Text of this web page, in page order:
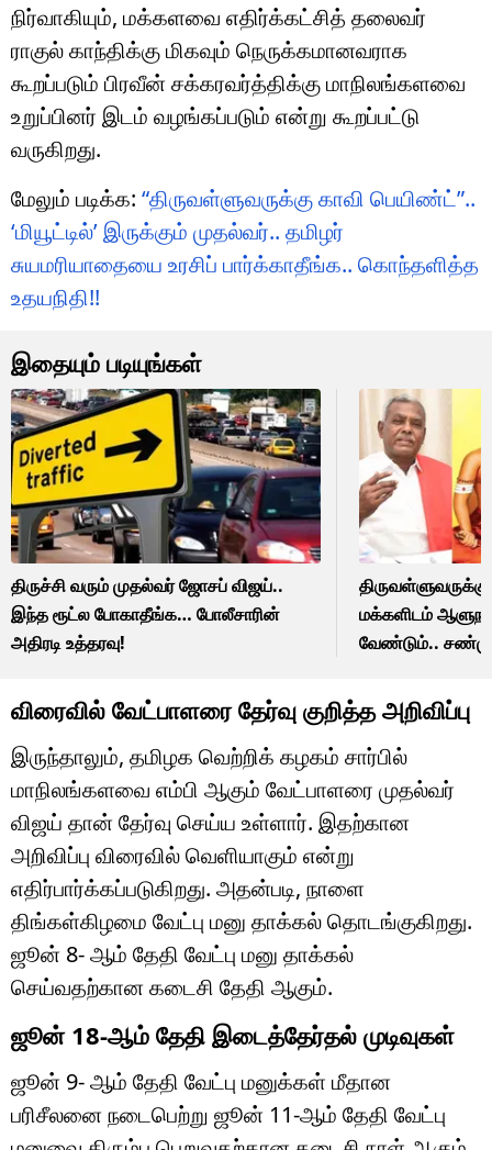
நிர்வாகியும், மக்களவை எதிர்க்கட்சித் தலைவர்
ராகுல் காந்திக்கு மிகவும் நெருக்கமானவராக
கூறப்படும் பிரவீன் சக்கரவர்த்திக்கு மாநிலங்களவை
உறுப்பினர் இடம் வழங்கப்படும் என்று கூறப்பட்டு
வருகிறது.
மேலும் படிக்க: “திருவள்ளுவருக்கு காவி பெயிண்ட்”..
‘மியூட்டில்’ இருக்கும் முதல்வர்.. தமிழர்
சுயமரியாதையை உரசிப் பார்க்காதீங்க.. கொந்தளித்த
உதயநிதி!!
இதையும் படியுங்கள்
திருச்சி வரும் முதல்வர் ஜோசப் விஜய்..
இந்த ரூட்ல போகாதீங்க… போலீசாரின்
அதிரடி உத்தரவு!
மக்களிடம்
வேண்டும்..
விரைவில் வேட்பாளரை தேர்வு குறித்த அறிவிப்பு
இருந்தாலும், தமிழக வெற்றிக் கழகம் சார்பில்
மாநிலங்களவை எம்பி ஆகும் வேட்பாளரை முதல்வர்
விஜய் தான் தேர்வு செய்ய உள்ளார். இதற்கான
அறிவிப்பு விரைவில் வெளியாகும் என்று
எதிர்பார்க்கப்படுகிறது. அதன்படி, நாளை
திங்கள்கிழமை வேட்பு மனு தாக்கல் தொடங்குகிறது.
ஜூன் 8- ஆம் தேதி வேட்பு மனு தாக்கல்
செய்வதற்கான கடைசி தேதி ஆகும்.
ஜூன் 18-ஆம் தேதி இடைத்தேர்தல் முடிவுகள்
ஜூன் 9- ஆம் தேதி வேட்பு மனுக்கள் மீதான
பரிசீலனை நடைபெற்று ஜூன் 11-ஆம் தேதி வேட்பு